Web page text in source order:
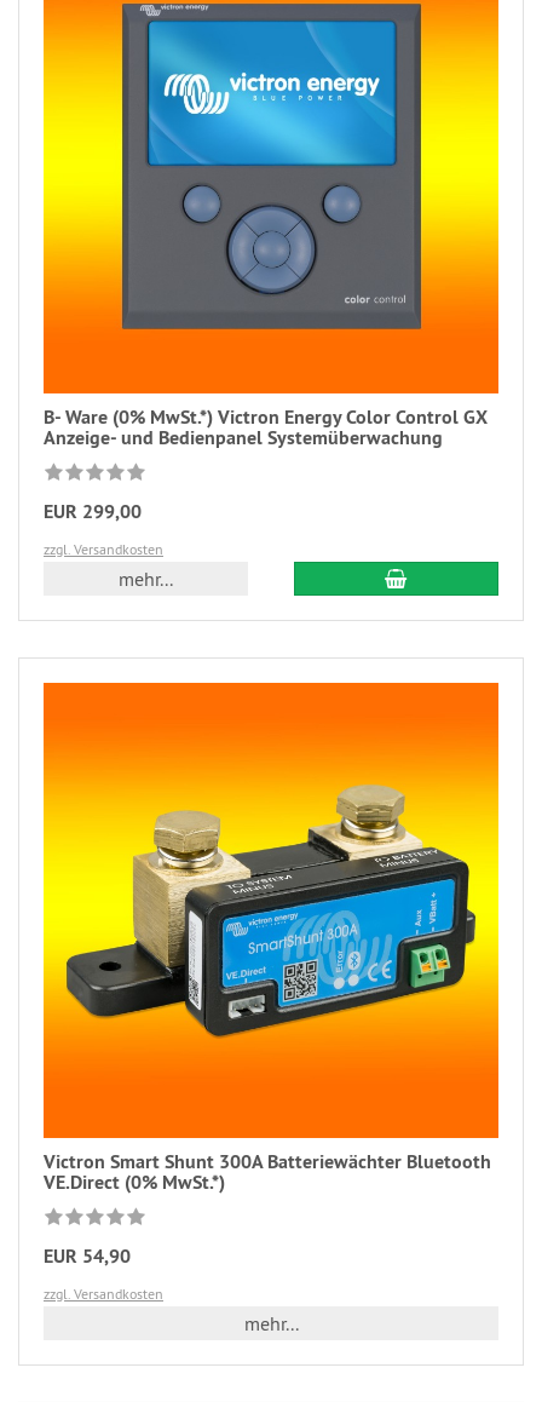
B- Ware (0% MwSt.*) Victron Energy Color Control GX
Anzeige- und Bedienpanel Systemüberwachung
EUR 299,00
zzgl. Versandkosten
mehr...
Victron Smart Shunt 300A Batteriewächter Bluetooth
VE.Direct (0% MwSt.*)
EUR 54,90
zzgl. Versandkosten
mehr...